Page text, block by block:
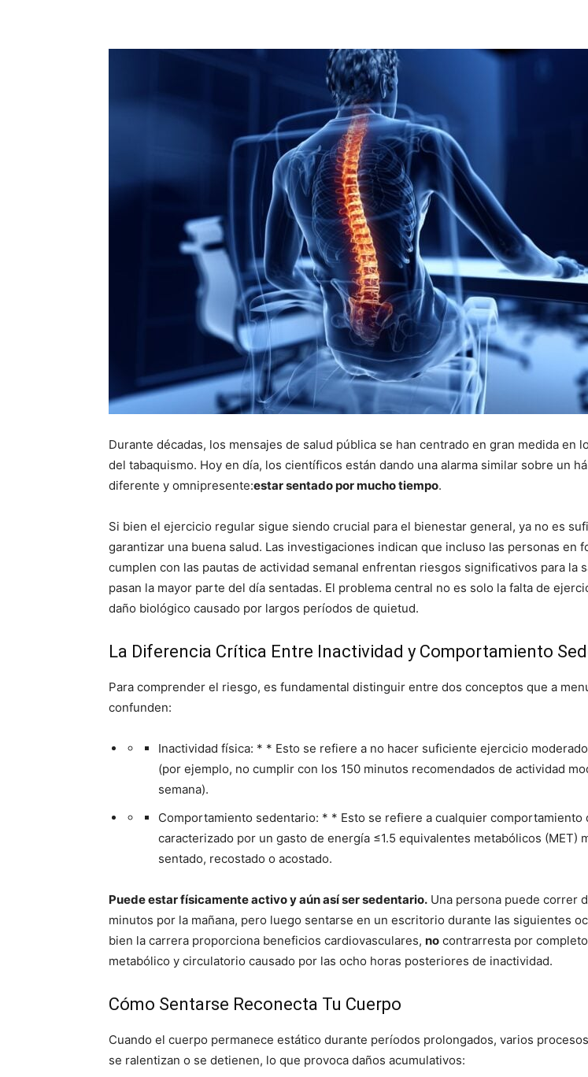
Durante décadas, los mensajes de salud pública se han centrado en gran medida en
del tabaquismo. Hoy en día, los científicos están dando una alarma similar sobre un
diferente y omnipresente:estar sentado por mucho tiempo.
Si bien el ejercicio regular sigue siendo crucial para el bienestar general, ya no es
garantizar una buena salud. Las investigaciones indican que incluso las personas en
cumplen con las pautas de actividad semanal enfrentan riesgos significativos para la
pasan la mayor parte del día sentadas. El problema central no es solo la falta de
daño biológico causado por largos períodos de quietud.
La Diferencia Crítica Entre Inactividad y Comportamiento
Para comprender el riesgo, es fundamental distinguir entre dos conceptos que a
confunden:
Inactividad física: * * Esto se refiere a no hacer suficiente ejercicio
(por ejemplo, no cumplir con los 150 minutos recomendados de actividad
semana).
Comportamiento sedentario: * * Esto se refiere a cualquier comportamiento
caracterizado por un gasto de energía ≤1.5 equivalentes metabólicos (MET)
sentado, recostado o acostado.
Puede estar físicamente activo y aún así ser sedentario. Una persona puede correr
minutos por la mañana, pero luego sentarse en un escritorio durante las siguientes
bien la carrera proporciona beneficios cardiovasculares, no contrarresta por
metabólico y circulatorio causado por las ocho horas posteriores de inactividad.
Cómo Sentarse Reconecta Tu Cuerpo
Cuando el cuerpo permanece estático durante períodos prolongados, varios
se ralentizan o se detienen, lo que provoca daños acumulativos: